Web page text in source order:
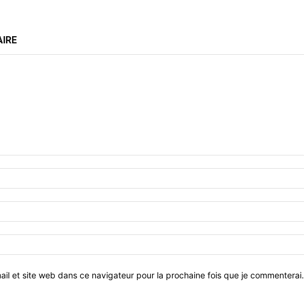
et site web dans ce navigateur pour la prochaine fois que je commenterai.